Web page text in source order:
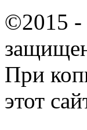
©2015 -
При
этот